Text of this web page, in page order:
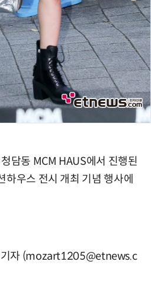
담동 MCM HAUS에서 진행된
하우스 전시 개최 기념 행사에
기자 (mozart1205@etnews.c